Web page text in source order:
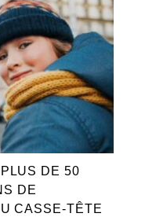
DE 50
DE
CASSE-TÊTE